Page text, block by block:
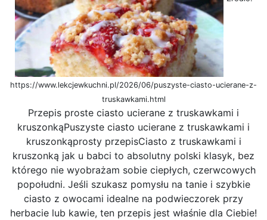
https://www.lekcjewkuchni.pl/2026/06/puszyste-ciasto-ucierane-z-
truskawkami.html
Przepis proste ciasto ucierane z truskawkami i
kruszonkąPuszyste ciasto ucierane z truskawkami i
kruszonkąprosty przepisCiasto z truskawkami i
kruszonką jak u babci to absolutny polski klasyk, bez
którego nie wyobrażam sobie ciepłych, czerwcowych
popołudni. Jeśli szukasz pomysłu na tanie i szybkie
ciasto z owocami idealne na podwieczorek przy
herbacie lub kawie, ten przepis jest właśnie dla Ciebie!